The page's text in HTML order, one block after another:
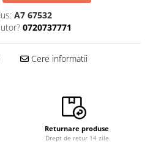
A7 67532
0720737771
Cere informatii
Returnare produse
Drept de retur 14 zile